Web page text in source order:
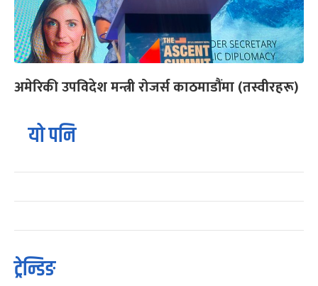
अमेरिकी उपविदेश मन्त्री रोजर्स काठमाडौंमा (तस्वीरहरू)
यो पनि
ट्रेन्डिङ